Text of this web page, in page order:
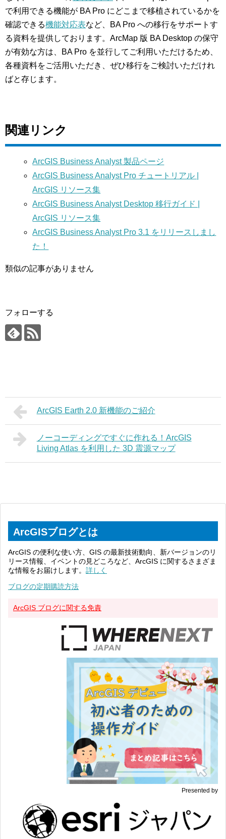
で利用できる機能が BA Pro にどこまで移植されているかを
確認できる機能対応表など、BA Pro への移行をサポートす
る資料を提供しております。ArcMap 版 BA Desktop の保守
が有効な方は、BA Pro を並行してご利用いただけるため、
各種資料をご活用いただき、ぜひ移行をご検討いただけれ
ばと存じます。
関連リンク
ArcGIS Business Analyst 製品ページ
ArcGIS Business Analyst Pro チュートリアル |
ArcGIS リソース集
ArcGIS Business Analyst Desktop 移行ガイド |
ArcGIS リソース集
ArcGIS Business Analyst Pro 3.1 をリリースしまし
た！
類似の記事がありません
フォローする
ArcGIS Earth 2.0 新機能のご紹介
ノーコーディングですぐに作れる！ArcGIS
Living Atlas を利用した 3D 震源マップ
ArcGISブログとは
ArcGIS の便利な使い方、GIS の最新技術動向、新バージョンのリ
リース情報、イベントの見どころなど、ArcGIS に関するさまざま
な情報をお届けします。 詳しく
ブログの定期購読方法
ArcGIS ブログに関する免責
Presented by